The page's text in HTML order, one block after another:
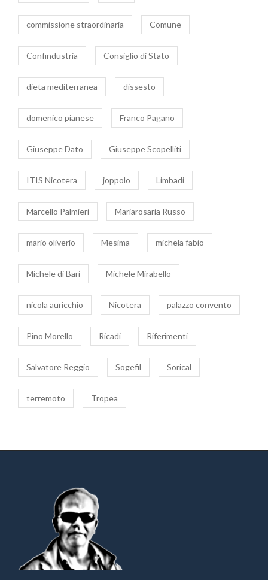
commissione straordinaria Comune
Confindustria Consiglio di Stato
dieta mediterranea dissesto
domenico pianese Franco Pagano
Giuseppe Dato Giuseppe Scopelliti
ITIS Nicotera joppolo Limbadi
Marcello Palmieri Mariarosaria Russo
mario oliverio Mesima michela fabio
Michele di Bari Michele Mirabello
nicola auricchio Nicotera palazzo convento
Pino Morello Ricadi Riferimenti
Salvatore Reggio Sogefil Sorical
terremoto Tropea